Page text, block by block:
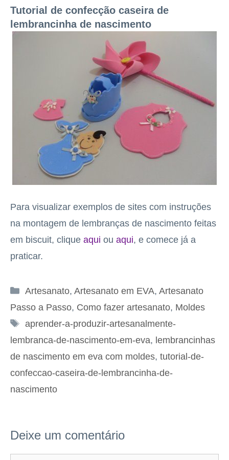
Tutorial de confecção caseira de
lembrancinha de nascimento
Para visualizar exemplos de sites com instruções
na montagem de lembranças de nascimento feitas
em biscuit, clique aqui ou aqui, e comece já a
praticar.
Categorias
Artesanato, Artesanato em EVA, Artesanato
Passo a Passo, Como fazer artesanato, Moldes
Tags
aprender-a-produzir-artesanalmente-
lembranca-de-nascimento-em-eva, lembrancinhas
de nascimento em eva com moldes, tutorial-de-
confeccao-caseira-de-lembrancinha-de-
nascimento
Deixe um comentário